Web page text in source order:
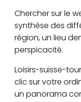
Chercher sur le
synthèse des
région, un lieu
perspicacité.
Loisirs-suisse-
clic sur votre
un panorama